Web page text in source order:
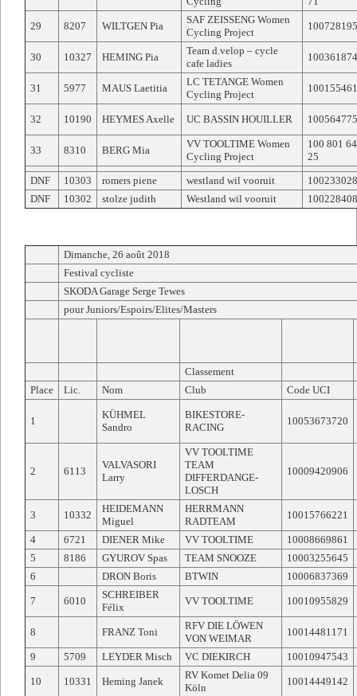
29 8207 WILTGEN Pia
SAF ZEISSENG Women
Cycling Project
30 10327 HEMING Pia
Team d.velop – cycle
cafe ladies
31 5977 MAUS Laetitia
LC TETANGE Women
Cycling Project
32 10190 HEYMES Axelle UC BASSIN HOUILLER
33 8310 BERG Mia
VV TOOLTIME Women
Cycling Project
100 801
25
DNF
10303 romers piene westland wil vooruit
DNF
10302 stolze judith Westland wil vooruit
Dimanche, 26 août 2018
Festival cycliste
SKODA Garage Serge Tewes
pour Juniors/Espoirs/Elites/Masters
Classement
Place
Lic. Nom Club Code UCI
1
KÜHMEL
Sandro
BIKESTORE-
RACING
10053673720
2 6113
VALVASORI
Larry
VV TOOLTIME
TEAM
DIFFERDANGE-
LOSCH
10009420906
3 10332
HEIDEMANN
Miguel
HERRMANN
RADTEAM
10015766221
4 6721 DIENER Mike VV TOOLTIME
10008669861
5
8186 GYUROV Spas TEAM SNOOZE
10003255645
6
DRON Boris BTWIN 10006837369
7 6010
SCHREIBER
Félix
VV TOOLTIME 10010955829
8 FRANZ Toni
RFV DIE LÖWEN
VON WEIMAR
10014481171
9 5709 LEYDER Misch VC DIEKIRCH 10010947543
10 10331 Heming Janek
RV Komet Delia 09
Köln
10014449142